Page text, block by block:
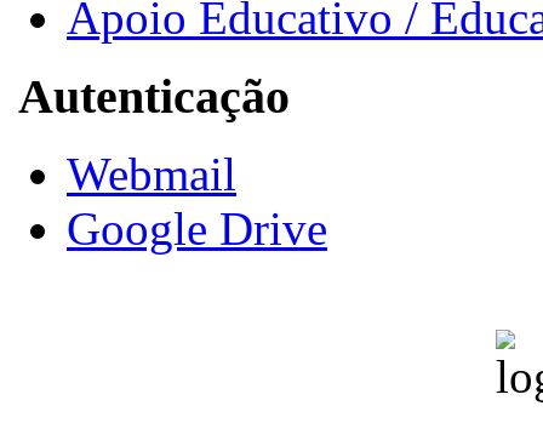
Apoio Educativo /
Autenticação
Webmail
Google Drive